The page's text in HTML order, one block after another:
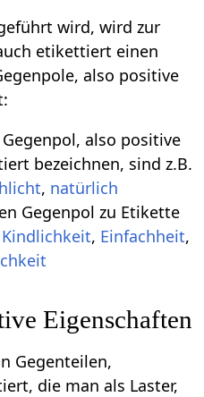
wird, wird zur
etikettiert einen
also positive
also positive
bezeichnen, sind z.B.
, natürlich
Gegenpol zu Etikette
Kindlichkeit, Einfachheit,
Eigenschaften
Gegenteilen,
die man als Laster,